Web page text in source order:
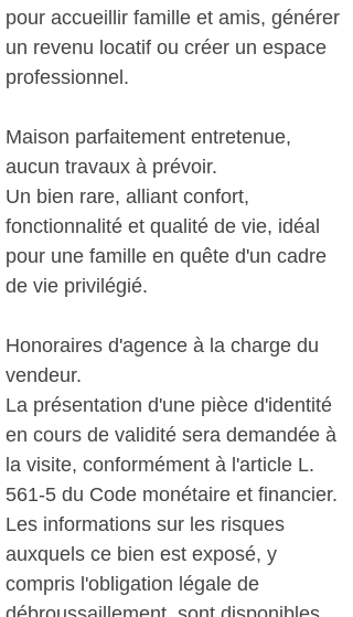
pour accueillir famille et amis, générer
un revenu locatif ou créer un espace
professionnel.
Maison parfaitement entretenue,
aucun travaux à prévoir.
Un bien rare, alliant confort,
fonctionnalité et qualité de vie, idéal
pour une famille en quête d'un cadre
de vie privilégié.
Honoraires d'agence à la charge du
vendeur.
La présentation d'une pièce d'identité
en cours de validité sera demandée à
la visite, conformément à l'article L.
561-5 du Code monétaire et financier.
Les informations sur les risques
auxquels ce bien est exposé, y
compris l'obligation légale de